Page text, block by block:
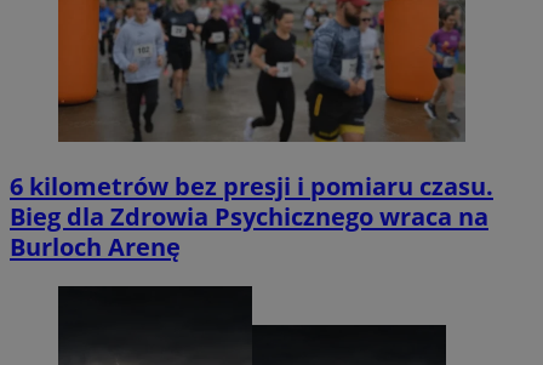
6 kilometrów bez presji i pomiaru czasu.
Bieg dla Zdrowia Psychicznego wraca na
Burloch Arenę